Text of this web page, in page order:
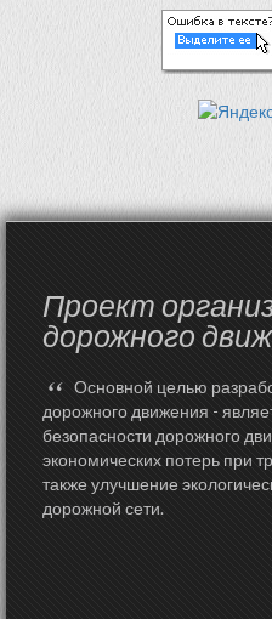
Проект
дорожного
“ Основной целью
дорожного движения -
безопасности дорожного
экономических потерь при
также улучшение
дорожной сети.